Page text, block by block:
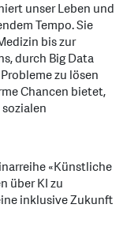
unser Leben und
Tempo. Sie
bis zur
durch Big Data
zu lösen
Chancen bietet,
«Künstliche
über KI zu
inklusive Zukunft